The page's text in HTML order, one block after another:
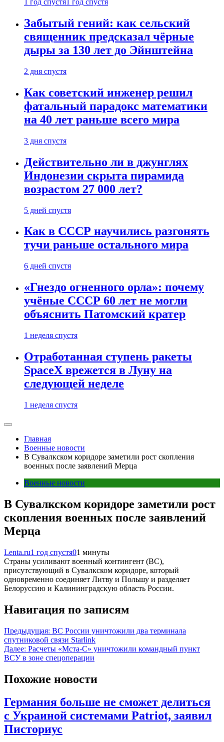
1 год спустя 1 год спустя
Забытый гений: как сельский
священник предсказал чёрные
дыры за 130 лет до Эйнштейна
2 дня спустя
Как советский инженер решил
фатальный парадокс математики
на 40 лет раньше всего мира
3 дня спустя
Действительно ли в джунглях
Индонезии скрыта пирамида
возрастом 27 000 лет?
5 дней спустя
Как в СССР научились разгонять
тучи раньше остального мира
6 дней спустя
«Гнездо огненного орла»: почему
учёные СССР 60 лет не могли
объяснить Патомский кратер
1 неделя спустя
Отработанная ступень ракеты
SpaceX врежется в Луну на
следующей неделе
1 неделя спустя
Главная
Военные новости
В Сувалкском коридоре заметили рост скопления
военных после заявлений Мерца
Военные новости
В Сувалкском коридоре заметили рост
скопления военных после заявлений
Мерца
Lenta.ru1 год спустя01 минуты
Страны усиливают военный контингент (ВС),
присутствующий в Сувалкском коридоре, который
одновременно соединяет Литву и Польшу и разделяет
Белоруссию и Калининградскую область России.
Навигация по записям
Предыдущая: ВС России уничтожили два терминала
спутниковой связи Starlink
Далее: Расчеты «Мста-С» уничтожили командный пункт
ВСУ в зоне спецоперации
Похожие новости
Германия больше не сможет делиться
с Украиной системами Patriot, заявил
Писториус